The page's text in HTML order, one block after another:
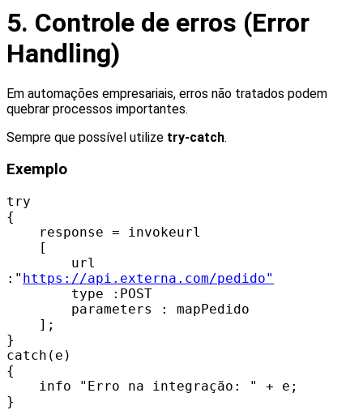
5. Controle de erros (Error
Handling)
Em automações empresariais, erros não tratados podem
quebrar processos importantes.
Sempre que possível utilize try-catch.
Exemplo
try
{
response = invokeurl
[
url
:" https://api.externa.com/pedido"
type :POST
parameters : mapPedido
];
}
catch(e)
{
info "Erro na integração: " + e;
}